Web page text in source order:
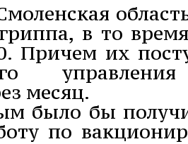
в то
Причем их
месяц.
было бы
по